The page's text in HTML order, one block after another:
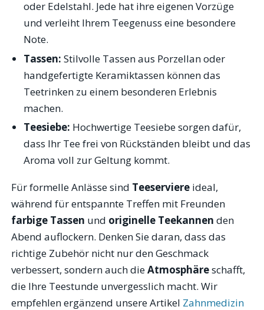
oder Edelstahl. Jede hat ihre eigenen Vorzüge
und verleiht Ihrem Teegenuss eine besondere
Note.
Tassen: Stilvolle Tassen aus Porzellan oder
handgefertigte Keramiktassen können das
Teetrinken zu einem besonderen Erlebnis
machen.
Teesiebe: Hochwertige Teesiebe sorgen dafür,
dass Ihr Tee frei von Rückständen bleibt und das
Aroma voll zur Geltung kommt.
Für formelle Anlässe sind Teeserviere ideal,
während für entspannte Treffen mit Freunden
farbige Tassen und originelle Teekannen den
Abend auflockern. Denken Sie daran, dass das
richtige Zubehör nicht nur den Geschmack
verbessert, sondern auch dieAtmosphäreschafft,
die Ihre Teestunde unvergesslich macht. Wir
empfehlen ergänzend unsere Artikel Zahnmedizin